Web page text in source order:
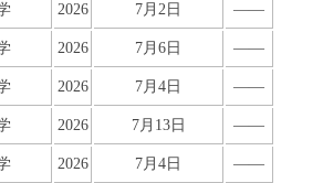
2026 7月2日 ——
2026 7月6日 ——
2026 7月4日 ——
2026 7月13日 ——
2026 7月4日 ——